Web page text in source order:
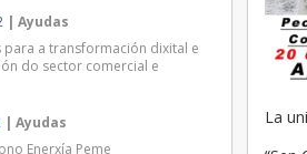
| Ayudas
para a transformación dixital e
do sector comercial e
| Ayudas
Enerxía Peme
La